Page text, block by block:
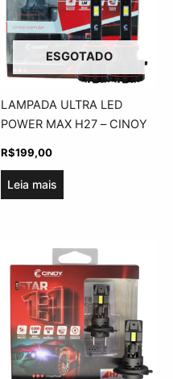
ESGOTADO
LAMPADA ULTRA LED
POWER MAX H27 – CINOY
R$199,00
Leia mais